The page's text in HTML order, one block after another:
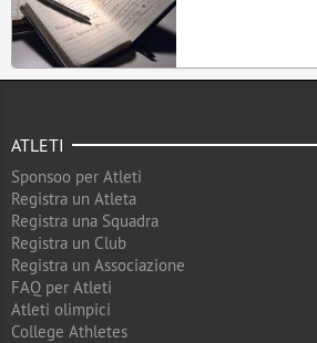
ATLETI
Sponsoo per Atleti
Registra un Atleta
Registra una Squadra
Registra un Club
Registra un Associazione
FAQ per Atleti
Atleti olimpici
College Athletes